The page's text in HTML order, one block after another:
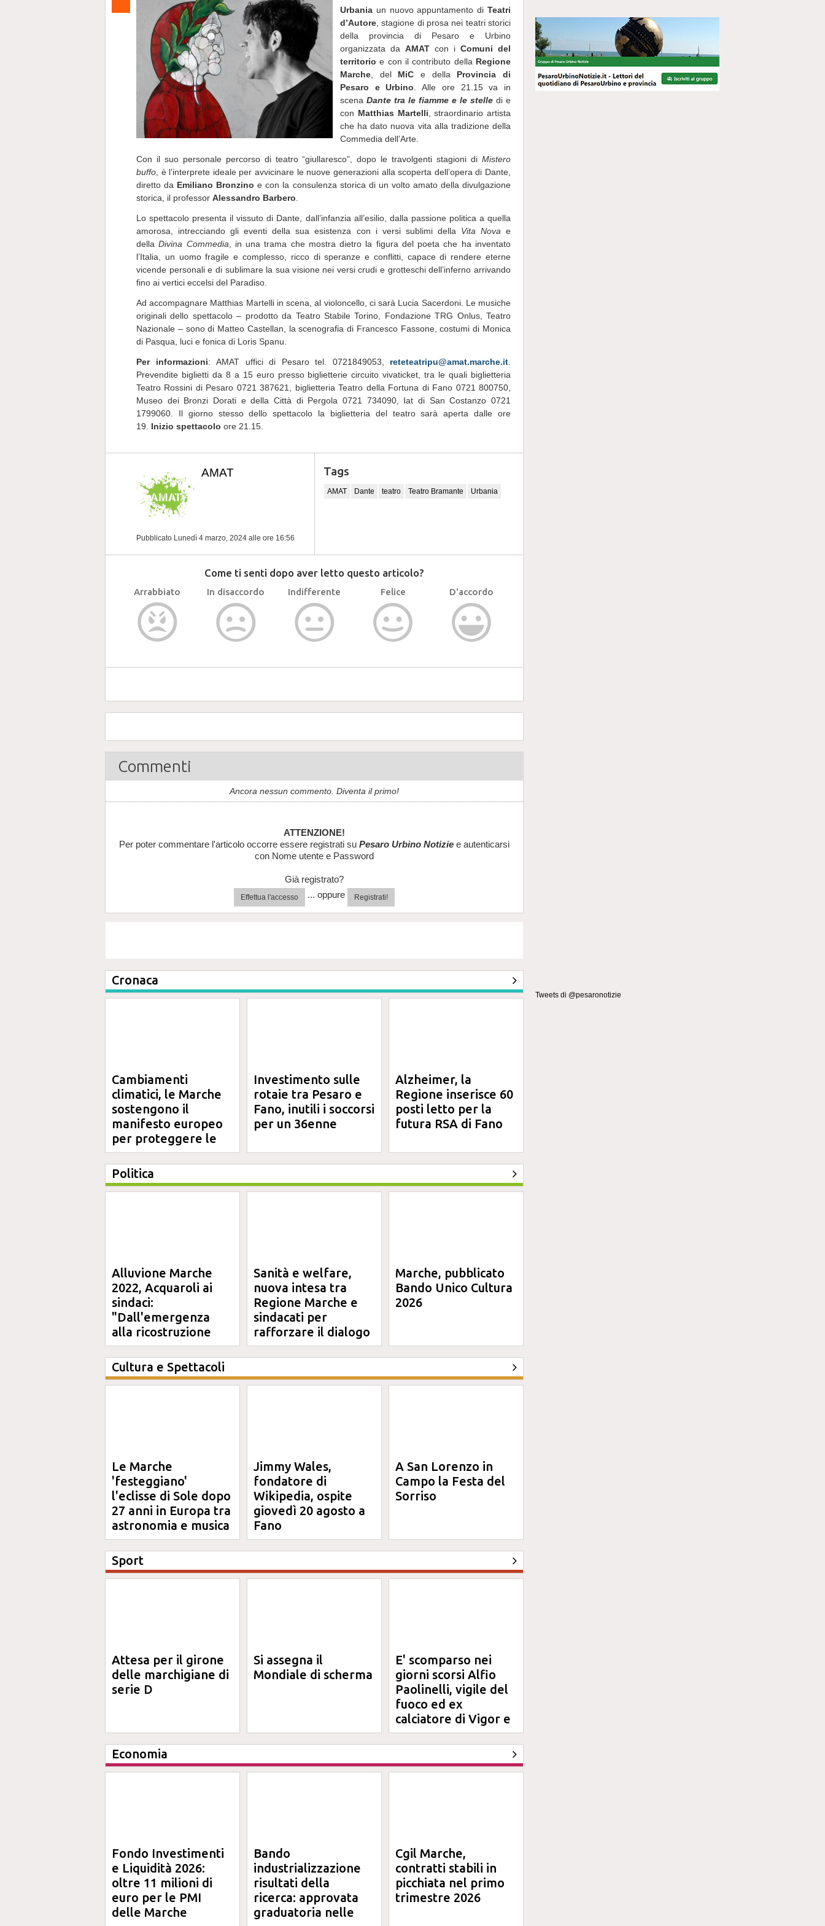
Urbania un nuovo appuntamento diTeatri
d’Autore , stagione di prosa nei teatri storici
della provincia di Pesaro e Urbino
organizzata da AMAT con i Comuni del
territorio e con il contributo della Regione
Marche , del MiCe della Provincia di
Pesaro e Urbino . Alle
ore 21.15 va in
scena Dante tra le fiamme e le stelle di e
con Matthias Martelli , straordinario artista
che ha dato nuova vita alla tradizione della
Commedia dell’Arte.
Con il suo personale percorso di teatro “giullaresco”, dopo le travolgenti stagioni di Mistero
buffo , è l’interprete ideale per avvicinare le nuove generazioni alla scoperta dell’opera di Dante,
diretto da Emiliano Bronzino e con la consulenza storica di un volto amato della divulgazione
storica, il professor Alessandro Barbero
Lo spettacolo presenta il vissuto di Dante, dall’infanzia all’esilio, dalla passione politica a quella
amorosa, intrecciando gli eventi della sua esistenza con i versi sublimi della Vita Nova e
dellaDivina Commedia , in una trama che mostra dietro la figura del poeta che ha inventato
l’Italia, un uomo fragile e complesso, ricco di speranze e conflitti, capace di rendere eterne
vicende personali e di sublimare la sua visione nei versi crudi e grotteschi dell’inferno arrivando
fino ai vertici eccelsi del Paradiso.
Ad accompagnare Matthias Martelli in scena, al violoncello, ci sarà Lucia Sacerdoni. Le musiche
originali dello spettacolo – prodotto da Teatro Stabile Torino, Fondazione TRG Onlus, Teatro
Nazionale – sono di Matteo Castellan, la scenografia di Francesco Fassone, costumi di Monica
di Pasqua, luci e fonica di Loris Spanu.
Per informazioni: AMAT uffici di Pesaro tel. 0721849053, reteteatripu@amat.marche.it
Prevendite biglietti da 8 a 15 euro presso biglietterie circuito vivaticket, tra le quali biglietteria
Teatro Rossini di Pesaro 0721 387621, biglietteria Teatro della Fortuna di Fano 0721 800750,
Museo dei Bronzi Dorati e della Città di Pergola 0721 734090, Iat di San Costanzo 0721
1799060. Il giorno stesso dello spettacolo la biglietteria del teatro sarà aperta dalle ore
19. Inizio spettacolo ore 21.15.
AMAT
Pubblicato Lunedì 4 marzo, 2024 alle ore 16:56
Tags
AMAT Dante teatro Teatro Bramante Urbania
Come ti senti dopo aver letto questo articolo?
Arrabbiato In disaccordo Indifferente Felice D'accordo
Commenti
Ancora nessun commento. Diventa il primo!
ATTENZIONE!
Per poter commentare l'articolo occorre essere registrati su Pesaro Urbino Notizie e autenticarsi
con Nome utente e Password
Già registrato?
Effettua l'accesso ... oppure Registrati!
Cronaca
Cambiamenti
climatici, le Marche
sostengono il
manifesto europeo
per proteggere le
aree costiere
Investimento sulle
rotaie tra Pesaro e
Fano, inutili i soccorsi
per un 36enne
Alzheimer, la
Regione inserisce 60
posti letto per la
futura RSA di Fano
Politica
Alluvione Marche
2022, Acquaroli ai
sindaci:
"Dall'emergenza
alla ricostruzione
definitiva"
Sanità e welfare,
nuova intesa tra
Regione Marche e
sindacati per
rafforzare il dialogo
Marche, pubblicato
Bando Unico Cultura
2026
Cultura e Spettacoli
Le Marche
'festeggiano'
l'eclisse di Sole dopo
27 anni in Europa tra
astronomia e musica
Jimmy Wales,
fondatore di
Wikipedia, ospite
giovedì 20 agosto a
Fano
A San Lorenzo in
Campo la Festa del
Sorriso
Sport
Attesa per il girone
delle marchigiane di
serie D
Si assegna il
Mondiale di scherma
E' scomparso nei
giorni scorsi Alfio
Paolinelli, vigile del
fuoco ed ex
calciatore di Vigor e
Jesina
Economia
Fondo Investimenti
e Liquidità 2026:
oltre 11 milioni di
euro per le PMI
delle Marche
Bando
industrializzazione
risultati della
ricerca: approvata
graduatoria nelle
Cgil Marche,
contratti stabili in
picchiata nel primo
trimestre 2026
Tweets di @pesaronotizie